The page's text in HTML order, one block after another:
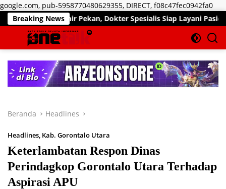
google.com, pub-5958770480629355, DIRECT, f08c47fec0942fa0
ke
Breaking News
Akhir Pekan, Dokter Spesialis Siap Layani Pasien
Beranda Headlines
Headlines, Kab. Gorontalo Utara
Keterlambatan Respon Dinas
Perindagkop Gorontalo Utara Terhadap
Aspirasi APU